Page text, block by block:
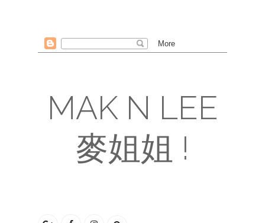
MAK N LEE
麥姐姐 !